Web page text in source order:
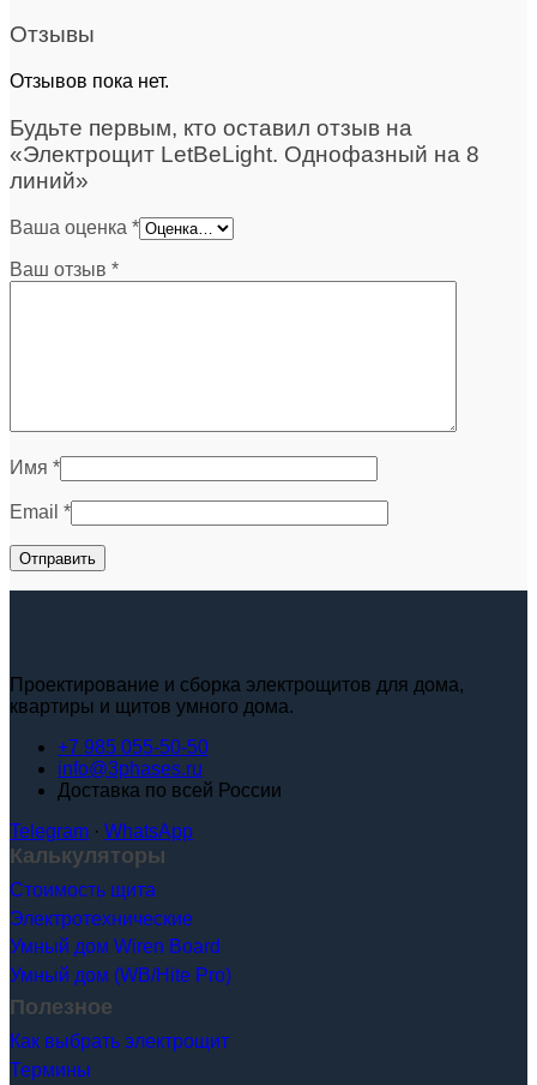
Отзывы
Отзывов пока нет.
Будьте первым, кто оставил отзыв на
«Электрощит LetBeLight. Однофазный на 8
линий»
Ваша оценка *
Ваш отзыв *
Имя *
Email *
Проектирование и сборка электрощитов для дома,
квартиры и щитов умного дома.
+7 985 055-50-50
info@3phases.ru
Доставка по всей России
Telegram · WhatsApp
Калькуляторы
Стоимость щита
Электротехнические
Умный дом Wiren Board
Умный дом (WB/Hite Pro)
Полезное
Как выбрать электрощит
Термины